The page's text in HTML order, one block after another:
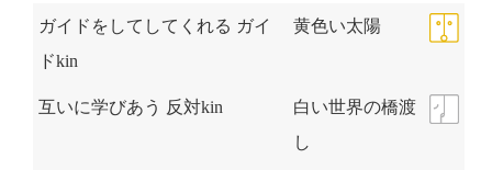
ガイドをしてしてくれる ガイ
ドkin
黄色い太陽
互いに学びあう 反対kin
白い世界の橋渡
し